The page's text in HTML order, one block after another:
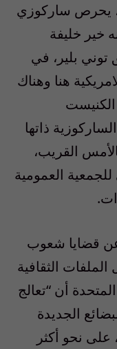
يحرص ساركوزي
خير خليفة
توني بلير، في
هنا وهناك
ذاتها
القريب،
العمومية
عن قضايا شعوب
الملفات الثقافية
أن “تعالج
الجديدة
على نحو أكثر